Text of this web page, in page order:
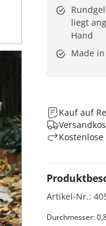
liegt
Hand
Made
Kauf auf
Artikel-Nr.:
Durchmesser: